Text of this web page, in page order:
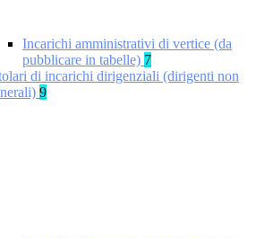
Incarichi amministrativi di vertice (da
pubblicare in tabelle) 7
di incarichi dirigenziali (dirigenti non
9